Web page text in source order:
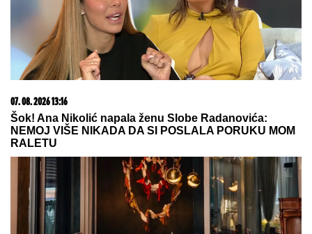
Najmekše PAMUK KIFLICE,
fenomenalne i sa slanim i sa slatkim
filom: Ispadaju SAVRŠENO baš svaki
put - sa OVIM RECEPTOM nema
greške